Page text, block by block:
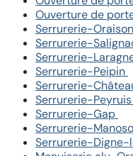
Ouverture de
Serrurerie-Oraison
Serrurerie-
Serrurerie-
Serrurerie-Peipin
Serrurerie-
Serrurerie-Peyruis
Serrurerie-Gap
Serrurerie-
Serrurerie-Digne-